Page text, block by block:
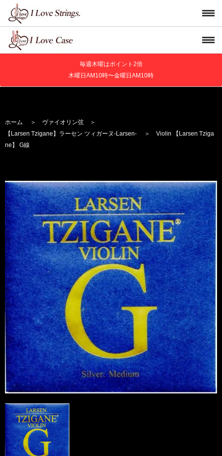
毎週木曜はポイント2倍
木曜日AM10時〜金曜日AM10時
ホーム ＞ ヴァイオリン弦 ＞
【Larsen Tzigane】 ラーセン ツィガーヌ-Larsen- ＞ Violin 【Larsen Tziga
ne】 G線